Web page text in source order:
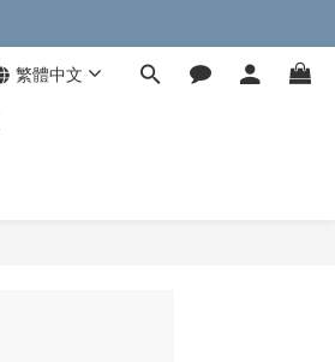
繁體中文